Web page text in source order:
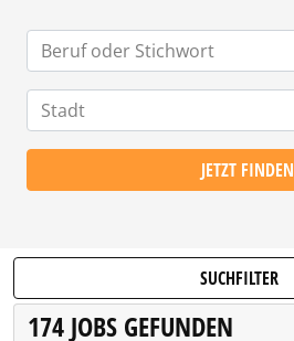
JETZT FINDEN
SUCHFILTER
174 JOBS GEFUNDEN